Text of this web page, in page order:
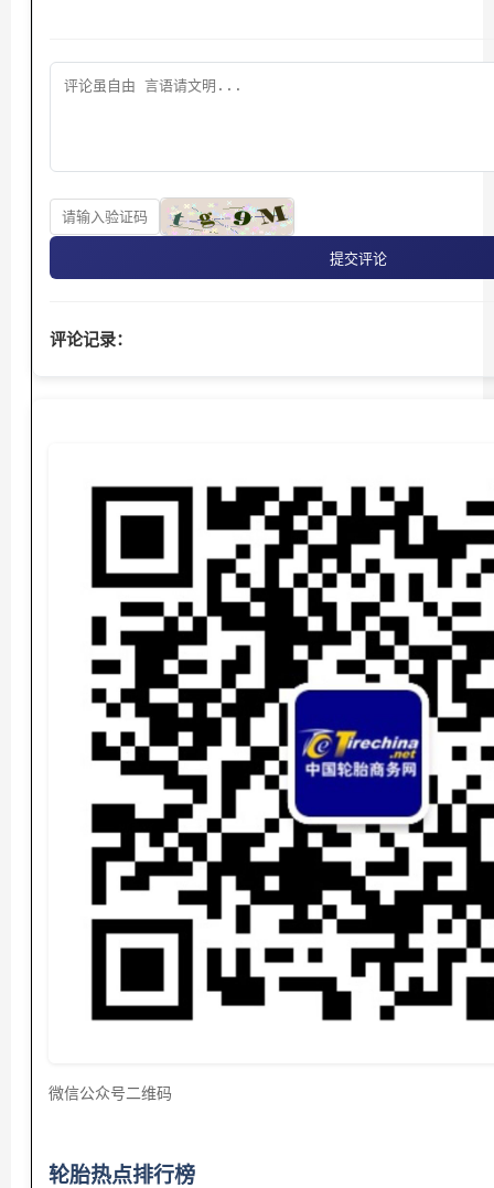
提交评论
评论记录：
微信公众号二维码
轮胎热点排行榜